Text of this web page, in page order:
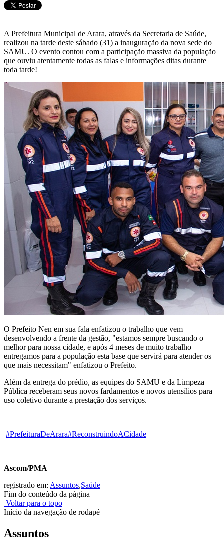
A Prefeitura Municipal de Arara, através da Secretaria de Saúde,
realizou na tarde deste sábado (31) a inauguração da nova sede do
SAMU. O evento contou com a participação massiva da população
que ouviu atentamente todas as falas e informações ditas durante
toda tarde!
O Prefeito Nen em sua fala enfatizou o trabalho que vem
desenvolvendo a frente da gestão, "estamos sempre buscando o
melhor para nossa cidade, e após 4 meses de muito trabalho
entregamos para a população esta base que servirá para atender os
que mais necessitam" enfatizou o Prefeito.
Além da entrega do prédio, as equipes do SAMU e da Limpeza
Pública receberam seus novos fardamentos e novos utensílios para
uso coletivo durante a prestação dos serviços.
#PrefeituraDeArara#ReconstruindoACidade
Ascom/PMA
registrado em: Assuntos,Saúde
Fim do conteúdo da página
Voltar para o topo
Início da navegação de rodapé
Assuntos